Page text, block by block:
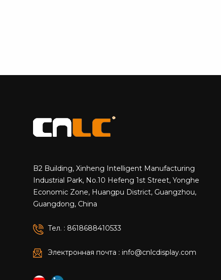
B2 Building, Xinheng Intelligent Manufacturing
Industrial Park, No.10 Hefeng 1st Street, Yonghe
Economic Zone, Huangpu District, Guangzhou,
Guangdong, China
Тел. : 8618688410533
Электронная почта : info@cnlcdisplay.com